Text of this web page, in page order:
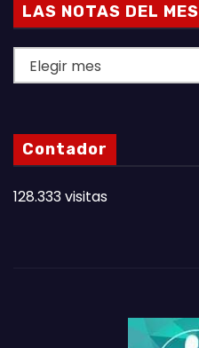
LAS NOTAS DEL MES
A
N
O
A
Contador
128.333 visitas